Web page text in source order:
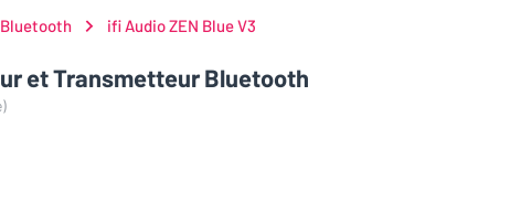
ifi Audio ZEN Blue V3
et Transmetteur Bluetooth